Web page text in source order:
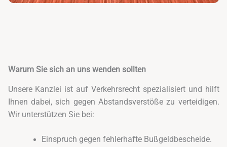
Warum Sie sich an uns wenden sollten
Unsere Kanzlei ist auf Verkehrsrecht spezialisiert und hilft
Ihnen dabei, sich gegen Abstandsverstöße zu verteidigen.
Wir unterstützen Sie bei:
Einspruch gegen fehlerhafte Bußgeldbescheide.